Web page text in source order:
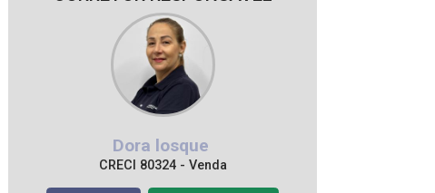
Dora losque
CRECI 80324 - Venda